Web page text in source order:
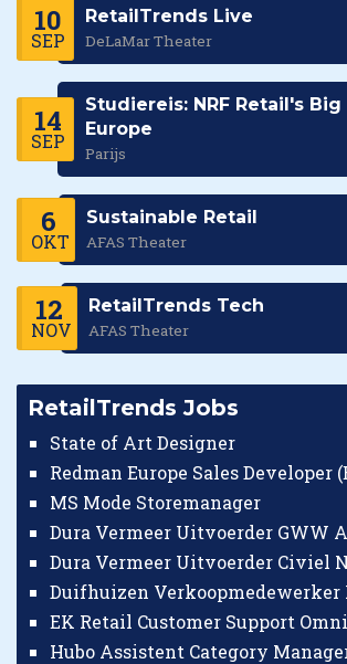
10
SEP
RetailTrends Live
DeLaMar Theater
14
SEP
Studiereis: NRF Retail's Big
Europe
Parijs
6
OKT
Sustainable Retail
AFAS Theater
12
NOV
RetailTrends Tech
AFAS Theater
RetailTrends Jobs
State of Art Designer
Redman Europe Sales Developer
MS Mode Storemanager
Dura Vermeer Uitvoerder GWW
Dura Vermeer Uitvoerder Civiel
Duifhuizen Verkoopmedewerker
EK Retail Customer Support
Hubo Assistent Category